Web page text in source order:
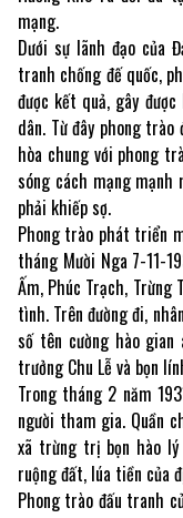
mạng.
Dưới sự lãnh đạo của
tranh chống đế quốc,
được kết quả, gây
dân. Từ đây phong trào
hòa chung với phong
sóng cách mạng
phải khiếp sợ.
Phong trào phát triển
tháng Mười Nga 7-11-
Ấm, Phúc Trạch, Trừng
tình. Trên đường đi,
số tên cường hào gian
trưởng Chu Lễ và bọn
Trong tháng 2 năm
người tham gia. Quần
xã trừng trị bọn hào
ruộng đất, lúa tiền của
Phong trào đấu tranh